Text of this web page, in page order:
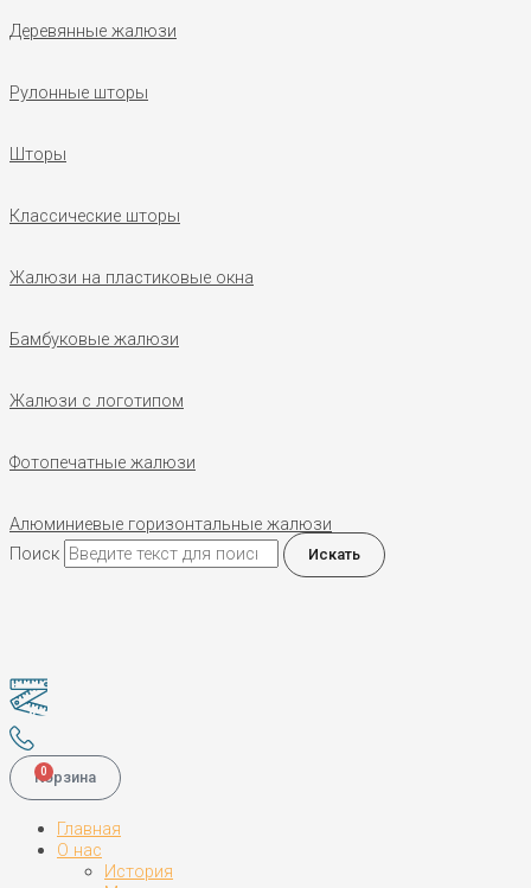
Деревянные жалюзи
Рулонные шторы
Шторы
Классические шторы
Жалюзи на пластиковые окна
Бамбуковые жалюзи
Жалюзи с логотипом
Фотопечатные жалюзи
Алюминиевые горизонтальные жалюзи
Поиск
Искать
0
Корзина
Главная
О нас
История